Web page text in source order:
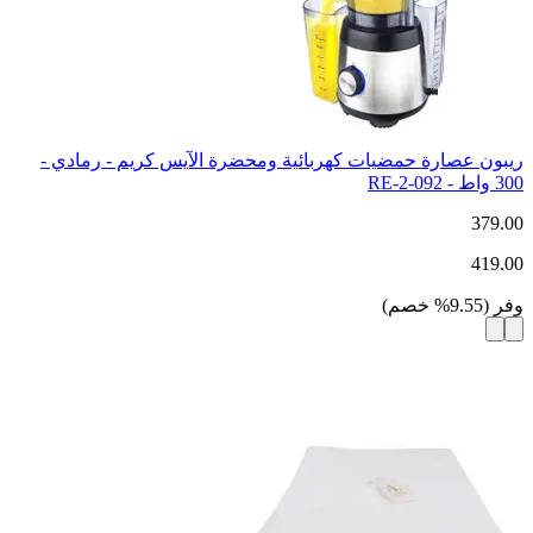
ريبون عصارة حمضيات كهربائية ومحضرة الآيس كريم - رمادي -
300 واط - RE-2-092
379.00
419.00
وفر (
9.55
% خصم)